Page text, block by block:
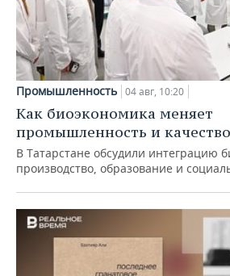
Промышленность 04 авг, 10:20
Как биоэкономика меняет
промышленность и
В Татарстане обсудили интеграцию
производство, образование и